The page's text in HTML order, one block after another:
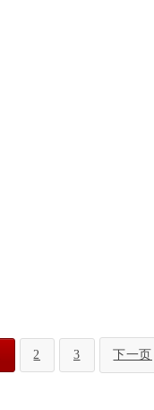
2 3 下一页